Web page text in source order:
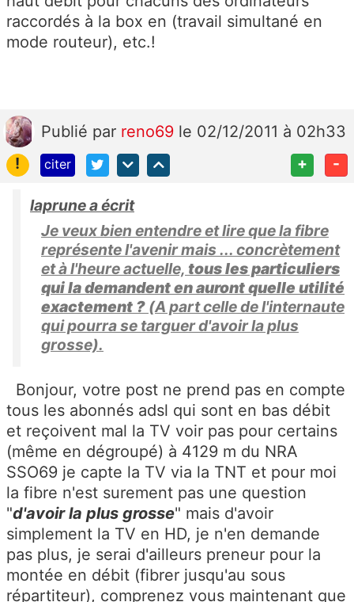
raccordés à la box en (travail simultané en
mode routeur), etc.!
Publié par reno69 le 02/12/2011 à 02h33
!
citer + -
laprune a écrit
Je veux bien entendre et lire que la fibre
représente l'avenir mais ... concrètement
et à l'heure actuelle, tous les particuliers
qui la demandent en auront quelle utilité
exactement ? (A part celle de l'internaute
qui pourra se targuer d'avoir la plus
grosse).
Bonjour, votre post ne prend pas en compte
tous les abonnés adsl qui sont en bas débit
et reçoivent mal la TV voir pas pour certains
(même en dégroupé) à 4129 m du NRA
SSO69 je capte la TV via la TNT et pour moi
la fibre n'est surement pas une question
"d'avoir la plus grosse" mais d'avoir
simplement la TV en HD, je n'en demande
pas plus, je serai d'ailleurs preneur pour la
montée en débit (fibrer jusqu'au sous
répartiteur), comprenez vous maintenant que